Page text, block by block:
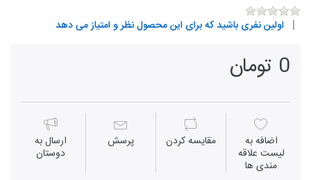
اولین نفری باشید که برای این محصول نظر و امتیاز می دهد
0 تومان
اضافه به
لیست علاقه
مندی ها
مقايسه كردن پرسش ارسال به
دوستان